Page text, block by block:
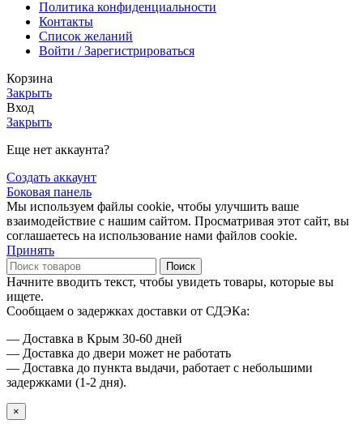
Политика конфиденциальности
Контакты
Список желаний
Войти / Зарегистрироваться
Корзина
Закрыть
Вход
Закрыть
Еще нет аккаунта?
Создать аккаунт
Боковая панель
Мы используем файлы cookie, чтобы улучшить ваше
взаимодействие с нашим сайтом. Просматривая этот сайт, вы
соглашаетесь на использование нами файлов cookie.
Принять
Поиск
Начните вводить текст, чтобы увидеть товары, которые вы
ищете.
Сообщаем о задержках доставки от СДЭКа:
— Доставка в Крым 30-60 дней
— Доставка до двери может не работать
— Доставка до пункта выдачи, работает с небольшими
задержками (1-2 дня).
×